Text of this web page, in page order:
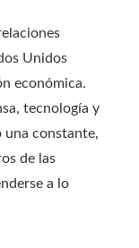
Unidos
económica.
tecnología y
una constante,
de las
a lo